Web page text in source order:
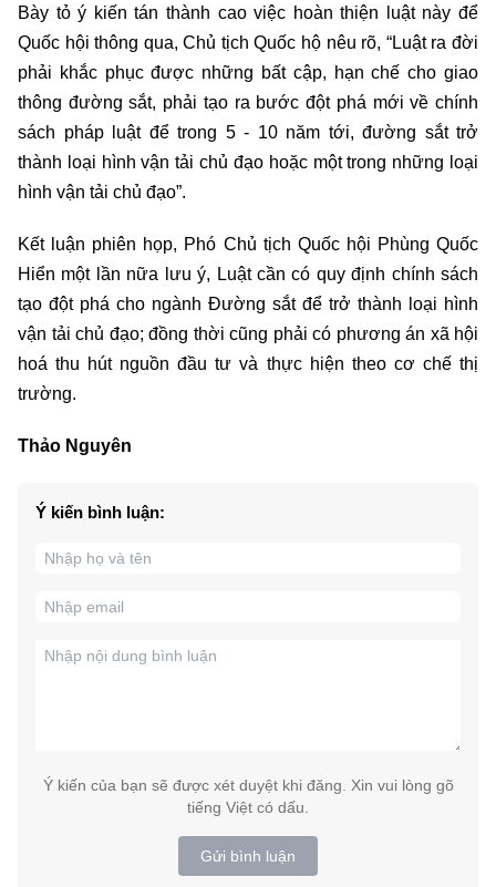
Bày tỏ ý kiến tán thành cao việc hoàn thiện luật này để
Quốc hội thông qua, Chủ tịch Quốc hộ nêu rõ, “Luật ra đời
phải khắc phục được những bất cập, hạn chế cho giao
thông đường sắt, phải tạo ra bước đột phá mới về chính
sách pháp luật để trong 5 - 10 năm tới, đường sắt trở
thành loại hình vận tải chủ đạo hoặc một trong những loại
hình vận tải chủ đạo”.
Kết luận phiên họp, Phó Chủ tịch Quốc hội Phùng Quốc
Hiển một lần nữa lưu ý, Luật cần có quy định chính sách
tạo đột phá cho ngành Đường sắt để trở thành loại hình
vận tải chủ đạo; đồng thời cũng phải có phương án xã hội
hoá thu hút nguồn đầu tư và thực hiện theo cơ chế thị
trường.
Thảo Nguyên
Ý kiến bình luận:
Ý kiến của bạn sẽ được xét duyệt khi đăng. Xin vui lòng gõ
tiếng Việt có dấu.
Gửi bình luận